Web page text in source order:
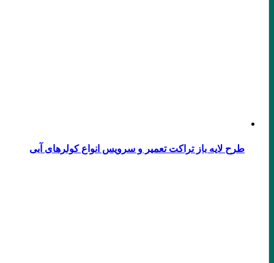
طرح لایه باز تراکت تعمیر و سرویس انواع کولرهای آبی